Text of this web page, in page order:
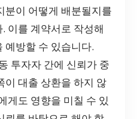
분이 어떻게 배분될지를
이를 계약서로 작성해
예방할 수 있습니다.
투자자 간에 신뢰가 중
이 대출 상환을 하지 않
게도 영향을 미칠 수 있